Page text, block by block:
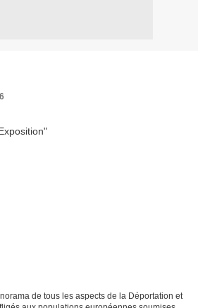
de tous les aspects de la Déportation et